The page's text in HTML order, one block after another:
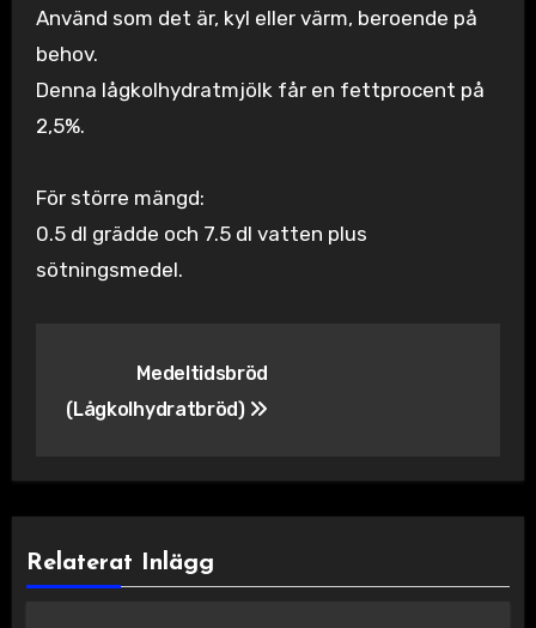
Använd som det är, kyl eller värm, beroende på
behov.
Denna lågkolhydratmjölk får en fettprocent på
2,5%.
För större mängd:
0.5 dl grädde och 7.5 dl vatten plus
sötningsmedel.
Medeltidsbröd
(Lågkolhydratbröd)
Relaterat Inlägg